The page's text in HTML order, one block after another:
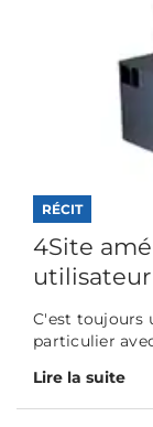
RÉCIT
4Site
utilisateur
C'est toujours
particulier
Lire la suite